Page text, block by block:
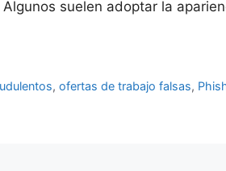
suelen adoptar la
,ofertas de trabajo falsas,